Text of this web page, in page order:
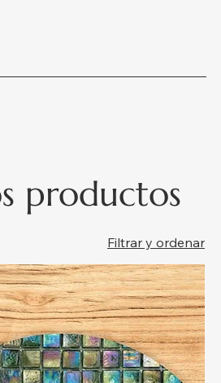
productos
Filtrar y ordenar